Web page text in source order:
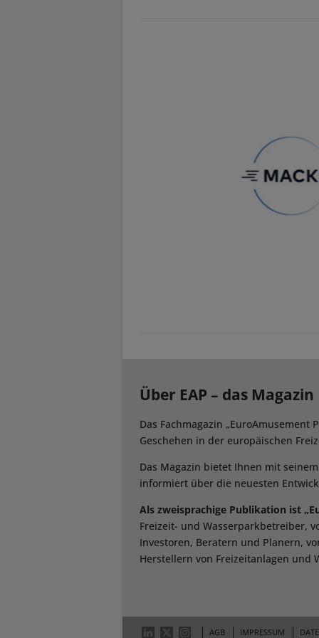
Über EAP – das Magazin
Das Fachmagazin „EuroAmusement
Geschehen in der europäischen
Das Magazin bietet Ihnen mit
informiert über die neuesten
Als zweisprachige Publikation ist
Freizeit- und Wasserparkbetreiber,
Investoren, Beratern und Planern,
Herstellern von Freizeitanlagen und
AGB IMPRESSUM